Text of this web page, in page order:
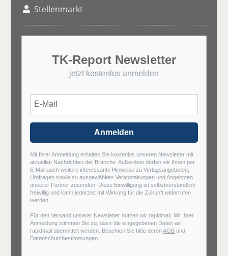
Stellenmarkt
TK-Report Newsletter
jetzt kostenlos anmelden
Anmelden
Mit Ihrer Anmeldung erhalten Sie kostenlos unseren Newsletter mit
aktuellen Nachrichten der Branche. Außerdem dürfen wir Ihnen per
E-Mail auch weitere interessante Hinweise zu Verlagsangeboten,
Umfragen sowie zu ausgewählten Veranstaltungen und Angeboten
unserer Partner zusenden. Diese Einwilligung ist selbstverständlich
freiwillig und kann jederzeit mit Wirkung für die Zukunft widerrufen
werden.
Für den Versand unserer Newsletter nutzen wir rapidmail. Mit Ihrer
Anmeldung stimmen Sie zu, dass die eingegebenen Daten an
rapidmail übermittelt werden. Beachten Sie bitte derenAGB und
Datenschutzbestimmungen